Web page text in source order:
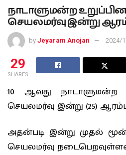
நாடாளுமன்ற
செயலமர்வு இன்று
by Jeyaram Anojan 2024/
29
SHARES
10 ஆவது நாடாளுமன்ற
செயலமர்வு இன்று (25)
அதன்படி இன்று முதல்
செயலமர்வு